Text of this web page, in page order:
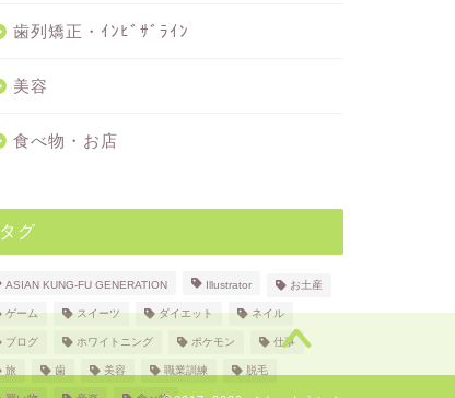
歯列矯正・ｲﾝﾋﾞｻﾞﾗｲﾝ
美容
食べ物・お店
タグ
ASIAN KUNG-FU GENERATION Illustrator お土産
ゲーム スイーツ ダイエット ネイル
ブログ ホワイトニング ポケモン 仕事
旅 歯 美容 職業訓練 脱毛